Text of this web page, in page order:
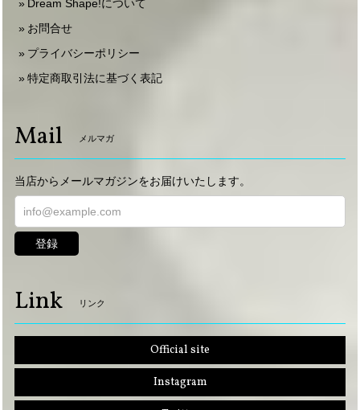
Dream Shape!について
お問合せ
プライバシーポリシー
特定商取引法に基づく表記
Mail メルマガ
当店からメールマガジンをお届けいたします。
登録
Link リンク
Official site
Instagram